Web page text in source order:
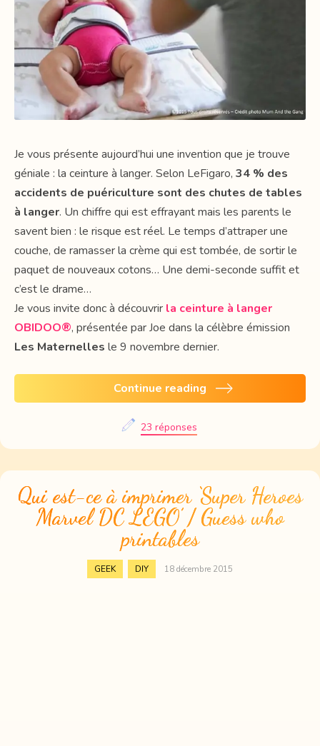
Je vous présente aujourd’hui une invention que je trouve
géniale : la ceinture à langer. Selon LeFigaro, 34 % des
accidents de puériculture sont des chutes de tables
à langer. Un chiffre qui est effrayant mais les parents le
savent bien : le risque est réel. Le temps d’attraper une
couche, de ramasser la crème qui est tombée, de sortir le
paquet de nouveaux cotons… Une demi-seconde suffit et
c’est le drame…
Je vous invite donc à découvrir la ceinture à langer
OBIDOO®, présentée par Joe dans la célèbre émission
Les Maternelles le 9 novembre dernier.
Continue reading
23 réponses
Qui est-ce à imprimer ‘Super Heroes
Marvel DC LEGO’ / Guess who
printables
GEEK DIY 18 décembre 2015